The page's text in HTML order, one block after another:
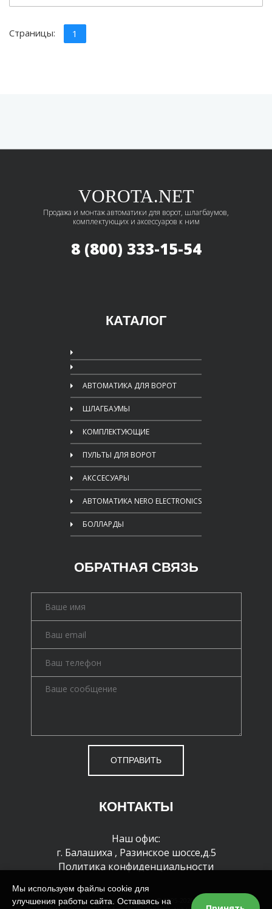
Страницы: 1
VOROTA.NET
Продажа и монтаж автоматики для ворот, шлагбаумов,
комплектующих и аксессуаров к ним
8 (800) 333-15-54
КАТАЛОГ
АВТОМАТИКА ДЛЯ ВОРОТ
ШЛАГБАУМЫ
КОМПЛЕКТУЮЩИЕ
ПУЛЬТЫ ДЛЯ ВОРОТ
АКССЕСУАРЫ
АВТОМАТИКА NERO ELECTRONICS
БОЛЛАРДЫ
ОБРАТНАЯ СВЯЗЬ
ОТПРАВИТЬ
КОНТАКТЫ
Наш офис:
г. Балашиха , Разинское шоссе,д.5
Политика конфиденциальности
Все права защищены и охраняются законом. © 1995-2026 г. При полном или
Мы используем файлы cookie для
улучшения работы сайта. Оставаясь на